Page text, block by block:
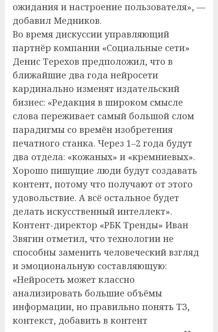
ожидания и настроение пользователя», —
добавил Медников.
Во время дискуссии управляющий
партнёр компании «Социальные сети»
Денис Терехов предположил, что в
ближайшие два года нейросети
кардинально изменят издательский
бизнес: «Редакция в широком смысле
слова переживает самый большой слом
парадигмы со времён изобретения
печатного станка. Через 1–2 года будут
два отдела: «кожаных» и «кремниевых».
Хорошо пишущие люди будут создавать
контент, потому что получают от этого
удовольствие. А всё остальное будет
делать искусственный интеллект».
Контент-директор «РБК Тренды» Иван
Звягин отметил, что технологии не
способны заменить человеческий взгляд
и эмоциональную составляющую:
«Нейросеть может классно
анализировать большие объёмы
информации, но правильно понять ТЗ,
контекст, добавить в контент